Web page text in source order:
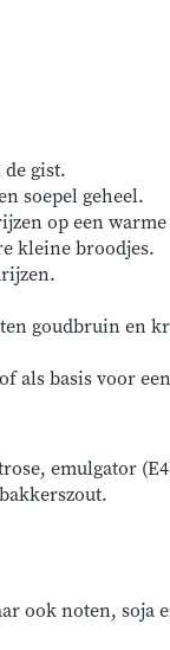
gist.
soepel geheel.
op een
kleine broodjes.
goudbruin en
als basis voor
emulgator
ook noten, soja